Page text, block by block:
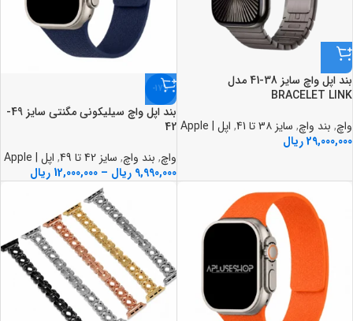
بند اپل واچ سایز 38-41 مدل
BRACELET LINK
واچ, بند واچ, سایز 3۸ تا 41 , اپل | Apple
29,000,000ریال
-17%
بند اپل واچ سيليکوني مگنتي سايز 49-
42
واچ, بند واچ, سایز 42 تا 49 , اپل | Apple
9,990,000 ریال –
12,000,000 ریال